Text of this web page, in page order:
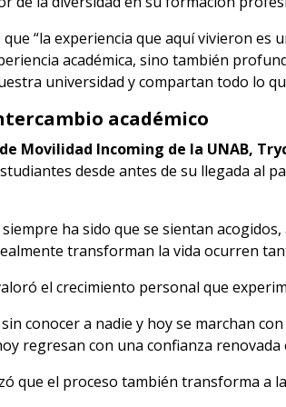
que “la experiencia que aquí vivieron
académica, sino también
universidad y compartan todo lo
académico
Movilidad Incoming de la UNAB,
desde antes de su llegada al
ha sido que se sientan
transforman la vida ocurren
el crecimiento personal que
conocer a nadie y hoy se marchan
regresan con una confianza renovada
que el proceso también transforma a